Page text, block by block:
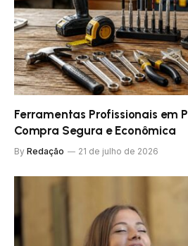
Ferramentas Profissionais em
Compra Segura e Econômica
By Redação 21 de julho de 2026